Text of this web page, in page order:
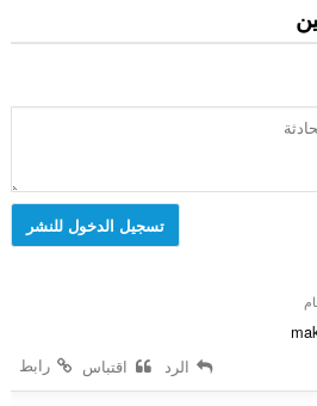
تسجيل الدخول للنشر
رابط
الرد اقتباس